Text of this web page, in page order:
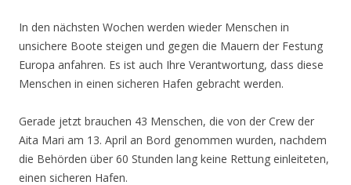
In den nächsten Wochen werden wieder Menschen in
unsichere Boote steigen und gegen die Mauern der Festung
Europa anfahren. Es ist auch Ihre Verantwortung, dass diese
Menschen in einen sicheren Hafen gebracht werden.
Gerade jetzt brauchen 43 Menschen, die von der Crew der
Aita Mari am 13. April an Bord genommen wurden, nachdem
die Behörden über 60 Stunden lang keine Rettung einleiteten,
einen sicheren Hafen.